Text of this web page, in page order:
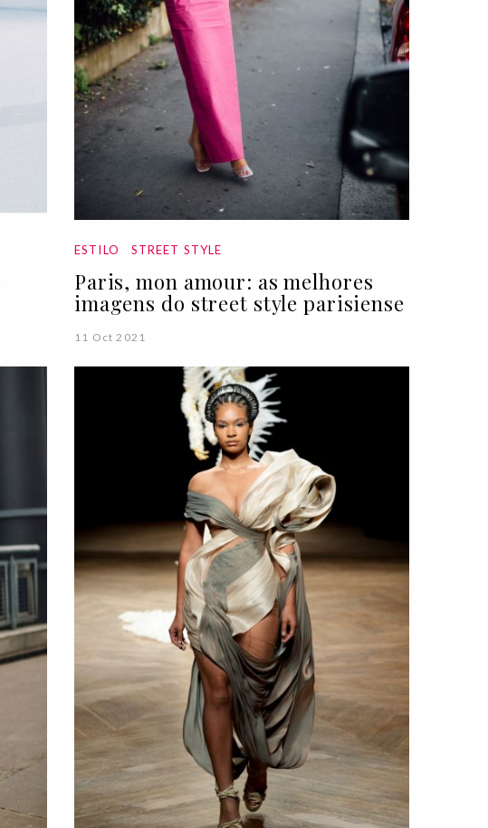
ESTILO STREET STYLE
Paris, mon amour: as melhores
imagens do street style parisiense
11 Oct 2021